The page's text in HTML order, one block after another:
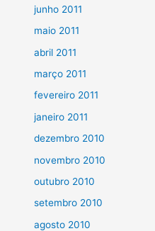
junho 2011
maio 2011
abril 2011
março 2011
fevereiro 2011
janeiro 2011
dezembro 2010
novembro 2010
outubro 2010
setembro 2010
agosto 2010